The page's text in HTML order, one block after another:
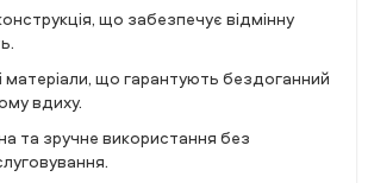
що забезпечує відмінну
матеріали, що гарантують бездоганний
вдиху.
та зручне використання без